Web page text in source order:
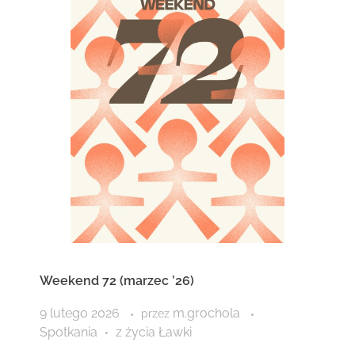
Weekend 72 (marzec ’26)
9 lutego 2026 przez m.grochola
Spotkania
z życia Ławki